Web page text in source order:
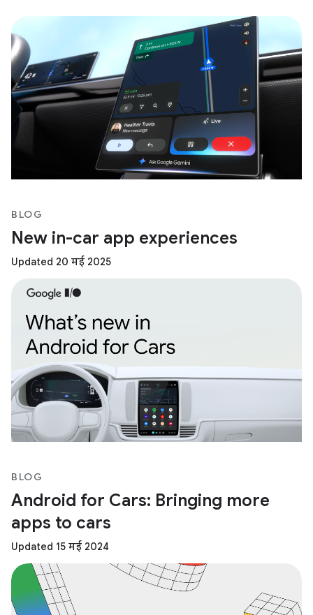
BLOG
New in-car app experiences
Updated 20 मई 2025
BLOG
Android for Cars: Bringing more
apps to cars
Updated 15 मई 2024